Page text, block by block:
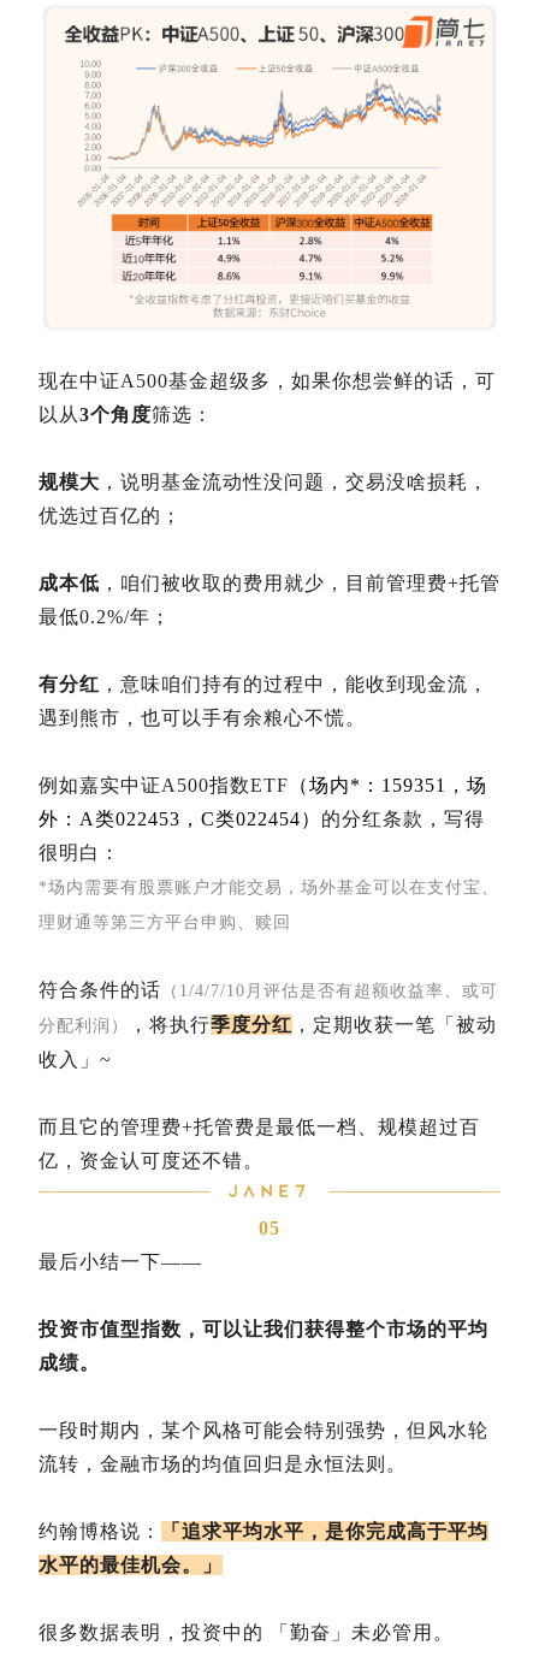
现在中证A500基金超级多，如果你想尝鲜的话，可
以从3个角度筛选：
规模大 ，说明基金流动性没问题，交易没啥损耗，
优选过百亿的；
成本低 ，咱们被收取的费用就少，目前管理费+托管
最低0.2%/年；
有分红 ，意味咱们持有的过程中，能收到现金流，
遇到熊市，也可以手有余粮心不慌。
例如嘉实中证A500指数ETF （场内*：159351，场
外：A类022453，C类022454） 的分红条款，写得
很明白：
*场内需要有股票账户才能交易，场外基金可以在支付宝、
理财通等第三方平台申购、赎回
符合条件的话 （1/4/7/10月评估是否有超额收益率、或可
分配利润）
，将执行季度分红 ，定期收获一笔「被动
收入」~
而且它的管理费+托管费是最低一档、规模超过百
亿，资金认可度还不错。
05
最后小结一下——
投资市值型指数，可以让我们获得整个市场的平均
成绩。
一段时期内，某个风格可能会特别强势，但风水轮
流转，金融市场的均值回归是永恒法则。
约翰博格说：
「追求平均水平，是你完成高于平均
水平的最佳机会。」
很多数据表明，投资中的 「勤奋」未必管用。